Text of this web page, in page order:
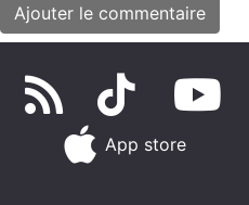
App store